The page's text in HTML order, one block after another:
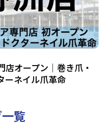
オープン｜巻き爪・
ーネイル爪革命
覧